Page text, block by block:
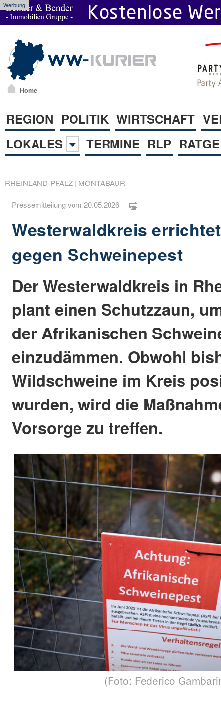
Werbung
Home
REGION POLITIK WIRTSCHAFT
LOKALES
TERMINE RLP
RHEINLAND-PFALZ | MONTABAUR
Pressemitteilung vom 20.05.2026
Westerwaldkreis
gegen Schweinepest
Der Westerwaldkreis in
plant einen Schutzzaun,
der Afrikanischen
einzudämmen. Obwohl
Wildschweine im Kreis
wurden, wird die
Vorsorge zu treffen.
(Foto: Federico